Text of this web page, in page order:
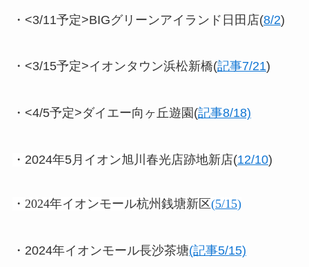
・<3/11予定>BIGグリーンアイランド日田店(8/2)
・<3/15予定>イオンタウン浜松新橋(記事7/21)
・<4/5予定>ダイエー向ヶ丘遊園(記事8/18)
・2024年5月イオン旭川春光店跡地新店(12/10)
・2024年イオンモール杭州銭塘新区(5/15)
・2024年イオンモール長沙茶塘(記事5/15)